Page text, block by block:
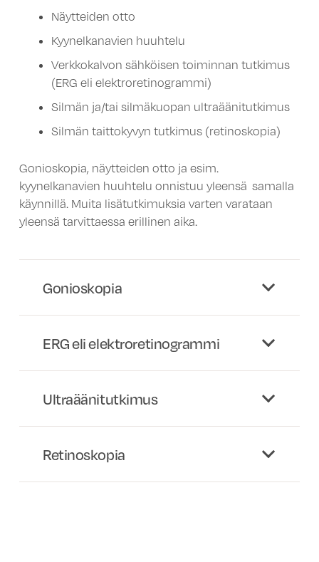
Näytteiden otto
Kyynelkanavien huuhtelu
Verkkokalvon sähköisen toiminnan tutkimus
(ERG eli elektroretinogrammi)
Silmän ja/tai silmäkuopan ultraäänitutkimus
Silmän taittokyvyn tutkimus (retinoskopia)
Gonioskopia, näytteiden otto ja esim.
kyynelkanavien huuhtelu onnistuu yleensä samalla
käynnillä. Muita lisätutkimuksia varten varataan
yleensä tarvittaessa erillinen aika.
Gonioskopia
ERG eli elektroretinogrammi
Ultraäänitutkimus
Retinoskopia